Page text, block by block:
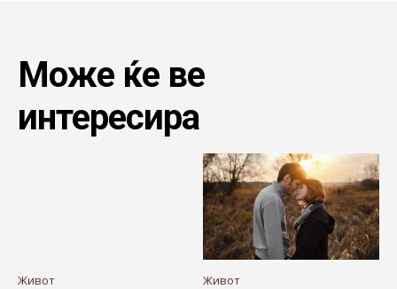
Може ќе ве
интересира
Живот Живот